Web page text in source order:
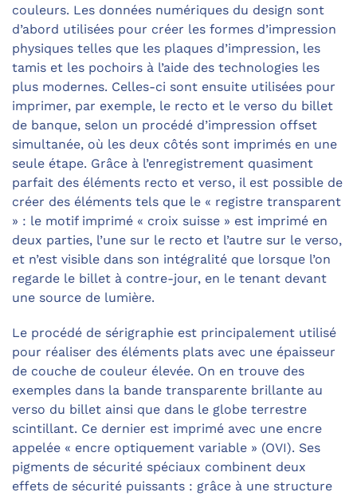
couleurs. Les données numériques du design sont
d’abord utilisées pour créer les formes d’impression
physiques telles que les plaques d’impression, les
tamis et les pochoirs à l’aide des technologies les
plus modernes. Celles-ci sont ensuite utilisées pour
imprimer, par exemple, le recto et le verso du billet
de banque, selon un procédé d’impression offset
simultanée, où les deux côtés sont imprimés en une
seule étape. Grâce à l’enregistrement quasiment
parfait des éléments recto et verso, il est possible de
créer des éléments tels que le « registre transparent
» : le motif imprimé « croix suisse » est imprimé en
deux parties, l’une sur le recto et l’autre sur le verso,
et n’est visible dans son intégralité que lorsque l’on
regarde le billet à contre-jour, en le tenant devant
une source de lumière.
Le procédé de sérigraphie est principalement utilisé
pour réaliser des éléments plats avec une épaisseur
de couche de couleur élevée. On en trouve des
exemples dans la bande transparente brillante au
verso du billet ainsi que dans le globe terrestre
scintillant. Ce dernier est imprimé avec une encre
appelée « encre optiquement variable » (OVI). Ses
pigments de sécurité spéciaux combinent deux
effets de sécurité puissants : grâce à une structure